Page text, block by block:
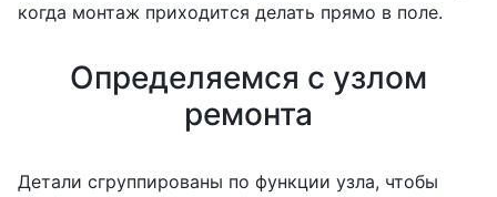
когда монтаж приходится делать прямо в поле.
Определяемся с узлом
ремонта
Детали сгруппированы по функции узла, чтобы